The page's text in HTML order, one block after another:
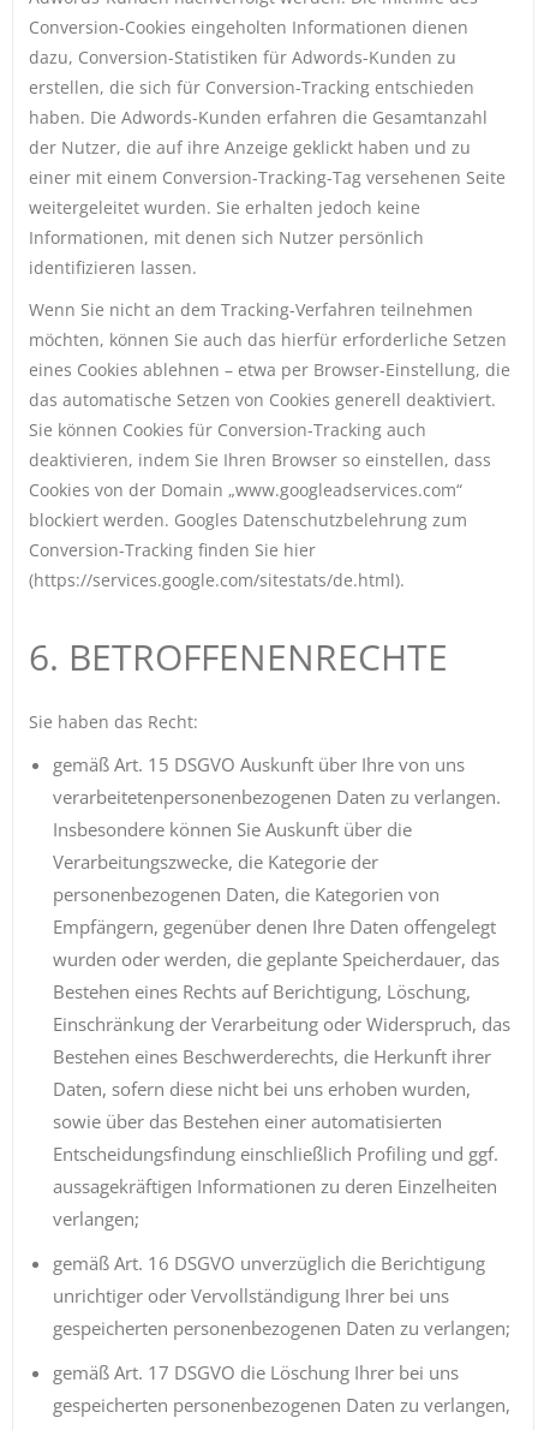
Conversion-Cookies eingeholten Informationen dienen
dazu, Conversion-Statistiken für Adwords-Kunden zu
erstellen, die sich für Conversion-Tracking entschieden
haben. Die Adwords-Kunden erfahren die Gesamtanzahl
der Nutzer, die auf ihre Anzeige geklickt haben und zu
einer mit einem Conversion-Tracking-Tag versehenen Seite
weitergeleitet wurden. Sie erhalten jedoch keine
Informationen, mit denen sich Nutzer persönlich
identifizieren lassen.
Wenn Sie nicht an dem Tracking-Verfahren teilnehmen
möchten, können Sie auch das hierfür erforderliche Setzen
eines Cookies ablehnen – etwa per Browser-Einstellung, die
das automatische Setzen von Cookies generell deaktiviert.
Sie können Cookies für Conversion-Tracking auch
deaktivieren, indem Sie Ihren Browser so einstellen, dass
Cookies von der Domain „www.googleadservices.com“
blockiert werden. Googles Datenschutzbelehrung zum
Conversion-Tracking finden Sie hier
(https://services.google.com/sitestats/de.html).
6. BETROFFENENRECHTE
Sie haben das Recht:
gemäß Art. 15 DSGVO Auskunft über Ihre von uns
verarbeitetenpersonenbezogenen Daten zu verlangen.
Insbesondere können Sie Auskunft über die
Verarbeitungszwecke, die Kategorie der
personenbezogenen Daten, die Kategorien von
Empfängern, gegenüber denen Ihre Daten offengelegt
wurden oder werden, die geplante Speicherdauer, das
Bestehen eines Rechts auf Berichtigung, Löschung,
Einschränkung der Verarbeitung oder Widerspruch, das
Bestehen eines Beschwerderechts, die Herkunft ihrer
Daten, sofern diese nicht bei uns erhoben wurden,
sowie über das Bestehen einer automatisierten
Entscheidungsfindung einschließlich Profiling und ggf.
aussagekräftigen Informationen zu deren Einzelheiten
verlangen;
gemäß Art. 16 DSGVO unverzüglich die Berichtigung
unrichtiger oder Vervollständigung Ihrer bei uns
gespeicherten personenbezogenen Daten zu verlangen;
gemäß Art. 17 DSGVO die Löschung Ihrer bei uns
gespeicherten personenbezogenen Daten zu verlangen,